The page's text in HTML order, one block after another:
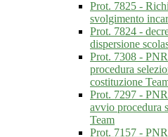
Prot. 7825 -
svolgimento
Prot. 7824 -
dispersione
Prot. 7308 -
procedura
costituzione
Prot. 7297 -
avvio procedura
Team
Prot. 7157 -